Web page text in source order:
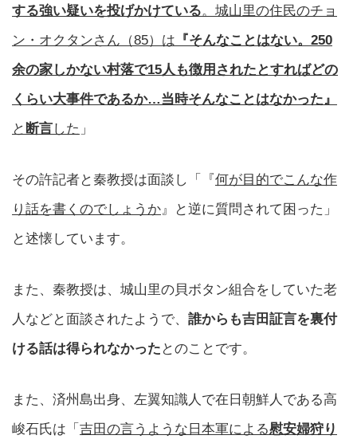
する強い疑いを投げかけている。城山里の住民のチョ
ン・オクタンさん（85）は 『そんなことはない。250
余の家しかない村落で15人も徴用されたとすればどの
くらい大事件であるか…当時そんなことはなかった』
と 断言した 」
その許記者と秦教授は面談し「『何が目的でこんな作
り話を書くのでしょうか 』と逆に質問されて困った」
と述懐しています。
また、秦教授は、城山里の貝ボタン組合をしていた老
人などと面談されたようで、 誰からも吉田証言を裏付
ける話は得られなかった とのことです。
また、済州島出身、左翼知識人で在日朝鮮人である高
峻石氏は「 吉田の言うような日本軍による慰安婦狩り